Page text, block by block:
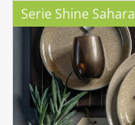
Serie Shine Sahara